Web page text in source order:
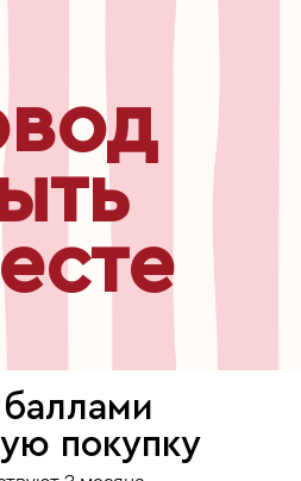
продолжить
используем файлы cookies
покупку